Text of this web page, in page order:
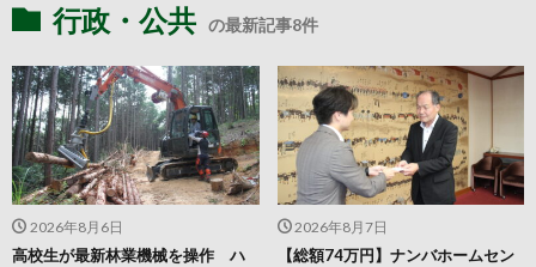
行政・公共 の最新記事8件
2026年8月7日
【総額74万円】ナンバホームセン
2026年8月6日
高校生が最新林業機械を操作 ハ